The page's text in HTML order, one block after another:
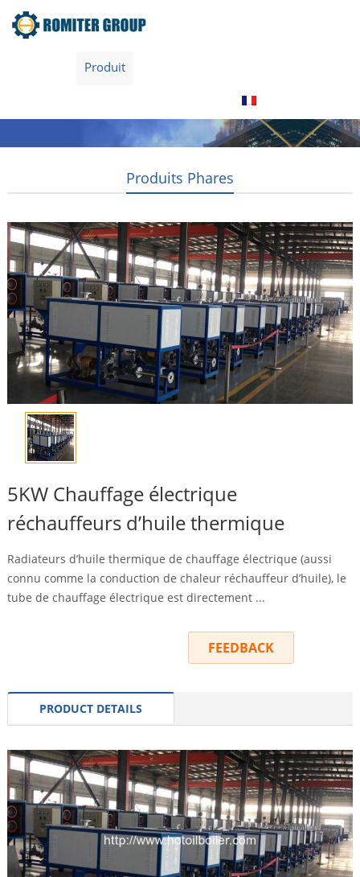
Produit
Produits Phares
5KW Chauffage électrique
réchauffeurs d’huile thermique
Radiateurs d’huile thermique de chauffage électrique (aussi
connu comme la conduction de chaleur réchauffeur d’huile), le
tube de chauffage électrique est directement ...
FEEDBACK
PRODUCT DETAILS